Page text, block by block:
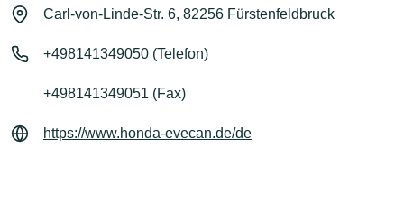
Carl-von-Linde-Str. 6, 82256 Fürstenfeldbruck
+498141349050 (Telefon)
+498141349051 (Fax)
https://www.honda-evecan.de/de